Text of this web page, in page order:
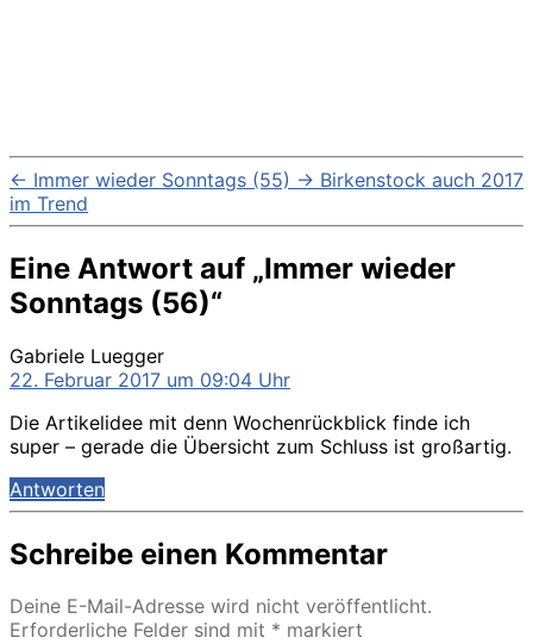
← Immer wieder Sonntags (55) → Birkenstock auch 2017
im Trend
Eine Antwort auf „Immer wieder
Sonntags (56)“
Gabriele Lueggersagt:
22. Februar 2017 um 09:04 Uhr
Die Artikelidee mit denn Wochenrückblick finde ich
super – gerade die Übersicht zum Schluss ist großartig.
Antworten
Schreibe einen Kommentar
Deine E-Mail-Adresse wird nicht veröffentlicht.
Erforderliche Felder sind mit * markiert